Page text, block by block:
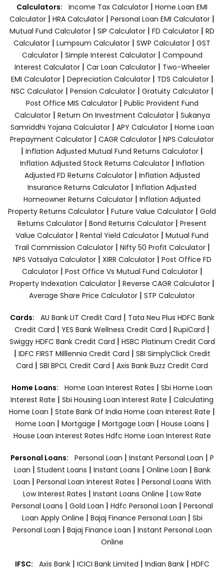
Calculators: Income Tax Calculator | Home Loan EMI
Calculator | HRA Calculator | Personal Loan EMI Calculator |
Mutual Fund Calculator | SIP Calculator | FD Calculator | RD
Calculator | Lumpsum Calculator | SWP Calculator | GST
Calculator| Simple Interest Calculator| Compound
Interest Calculator| Car Loan Calculator| Two-Wheeler
EMI Calculator| Depreciation Calculator| TDS Calculator|
NSC Calculator| Pension Calculator| Gratuity Calculator|
Post Office MIS Calculator| Public Provident Fund
Calculator| Return On Investment Calculator| Sukanya
Samriddhi Yojana Calculator| APY Calculator| Home Loan
Prepayment Calculator | CAGR Calculator | NPS Calculator
| Inflation Adjusted Mutual Fund Returns Calculator |
Inflation Adjusted Stock Returns Calculator| Inflation
Adjusted FD Returns Calculator| Inflation Adjusted
Insurance Returns Calculator | Inflation Adjusted
Homeowner Returns Calculator | Inflation Adjusted
Property Returns Calculator | Future Value Calculator | Gold
Returns Calculator | Bond Returns Calculator | Present
Value Calculator | Rental Yield Calculator | Mutual Fund
Trail Commission Calculator| Nifty 50 Profit Calculator|
NPS Vatsalya Calculator| XIRR Calculator| Post Office FD
Calculator| Post Office Vs Mutual Fund Calculator|
Property Indexation Calculator | Reverse CAGR Calculator |
Average Share Price Calculator | STP Calculator
Cards: AU Bank LIT Credit Card | Tata Neu Plus HDFC Bank
Credit Card | YES Bank Wellness Credit Card | RupiCard |
Swiggy HDFC Bank Credit Card | HSBC Platinum Credit Card
| IDFC FIRST Milllennia Credit Card | SBI SimplyClick Credit
Card | SBI BPCL Credit Card | Axis Bank Buzz Credit Card
Home Loans: Home Loan Interest Rates | Sbi Home Loan
Interest Rate | Sbi Housing Loan Interest Rate | Calculating
Home Loan | State Bank Of India Home Loan Interest Rate |
Home Loan | Mortgage | Mortgage Loan | House Loans |
House Loan Interest Rates Hdfc Home Loan Interest Rate
Personal Loans: Personal Loan | Instant Personal Loan | P
Loan | Student Loans | Instant Loans | Online Loan | Bank
Loan | Personal Loan Interest Rates | Personal Loans With
Low Interest Rates | Instant Loans Online | Low Rate
Personal Loans | Gold Loan | Hdfc Personal Loan | Personal
Loan Apply Online | Bajaj Finance Personal Loan | Sbi
Personal Loan | Bajaj Finance Loan | Instant Personal Loan
Online
IFSC: Axis Bank | ICICI Bank Limited | Indian Bank | HDFC